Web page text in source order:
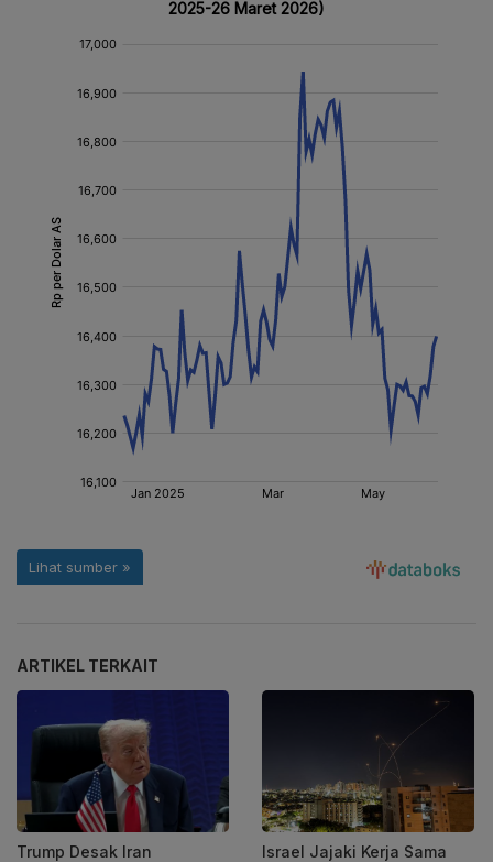
ARTIKEL TERKAIT
Trump Desak Iran
Israel Jajaki Kerja Sama